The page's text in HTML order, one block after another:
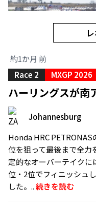
約1か月 前
Race 2
MXGP 2026
ハーリングスが南
Johannesburg
Honda HRC
位を狙って最後まで全力
定的なオーバーテイク
位・2位でフィニッシュ
した。..続きを読む